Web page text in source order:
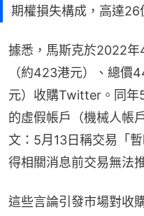
期權損失構成，高達26
據悉，馬斯克於2022
（約423港元）、總價
元）收購Twitter。同年
的虛假帳戶（機械人帳
文：5月13日稱交易「
得相關消息前交易無法
這些言論引發市場對收